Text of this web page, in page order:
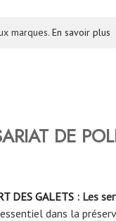
marques. En savoir plus
DE
DES GALETS : Les
dans la